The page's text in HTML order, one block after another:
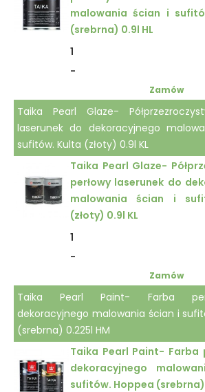
malowania ścian i
(srebrna) 0.9l HL
1
-
Zamów
Taika Pearl Glaze-
laserunek do dekoracyjnego
sufitów. Kulta (złoty) 0.9l KL
Taika Pearl Glaze-
perłowy laserunek do
malowania ścian i
(złoty) 0.9l KL
1
-
Zamów
Taika Pearl Paint- Farba
dekoracyjnego malowania ścian i
(srebrna) 0.225l HM
Taika Pearl Paint- Farba
dekoracyjnego
sufitów. Hoppea (srebrna)